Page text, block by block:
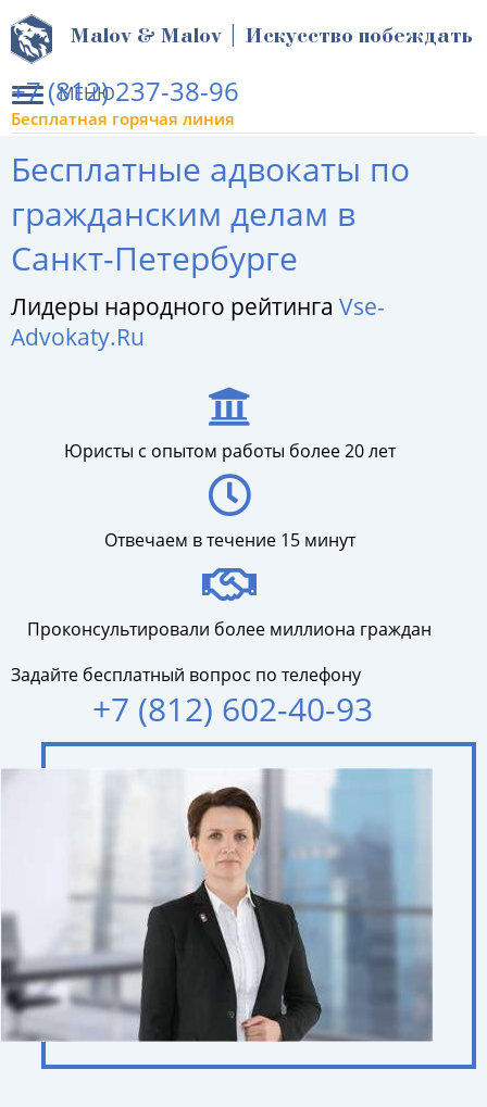
МЕНЮ
Malov & Malov | Искусство побеждать
+7 (812) 237-38-96
Бесплатная горячая линия
Бесплатные адвокаты по
гражданским делам в
Санкт-Петербурге
Лидеры народного рейтинга Vse-
Advokaty.Ru
Юристы с опытом работы более 20 лет
Отвечаем в течение 15 минут
Проконсультировали более миллиона граждан
Задайте бесплатный вопрос по телефону
+7 (812) 602-40-93